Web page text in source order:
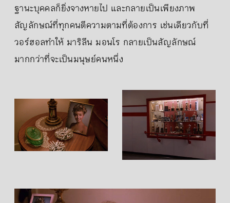
ฐานะบุคคลก็ยิ่งจางหายไป และกลายเป็นเพียงภาพ
สัญลักษณ์ที่ทุกคนตีความตามที่ต้องการ เช่นเดียวกับที่
วอร์ฮอลทำให้ มาริลีน มอนโร กลายเป็นสัญลักษณ์
มากกว่าที่จะเป็นมนุษย์คนหนึ่ง